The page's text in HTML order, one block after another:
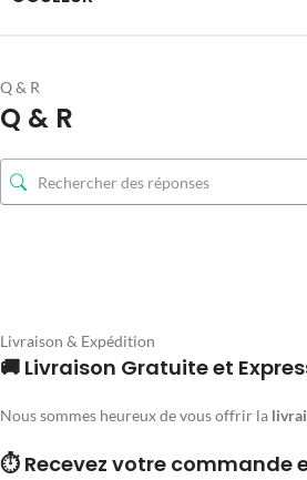
Q & R
Q & R
Livraison & Expédition
🚚 Livraison Gratuite et
Nous sommes heureux de vous offrir la
⏱️ Recevez votre commande